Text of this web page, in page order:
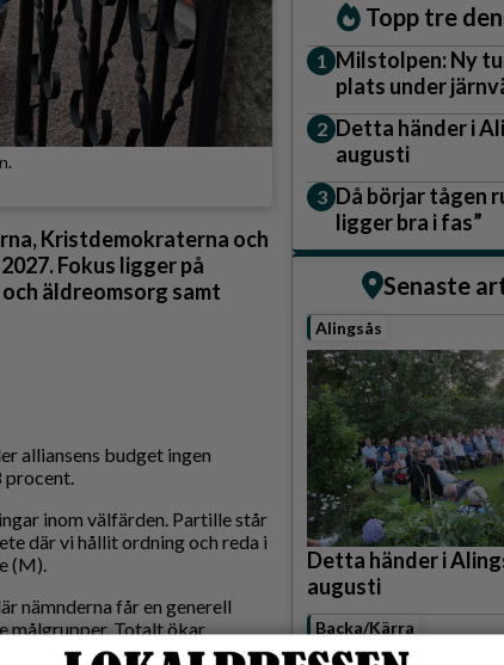
Partille kommunhus.
Denny
Kristdemokraterna och
Fokus ligger på
äldreomsorg samt
alliansens budget ingen
procent.
inom välfärden. Partille står
där vi hållit ordning och reda i
(M).
nämnderna får en generell
målgrupper. Totalt ökar
och 2027.
Topp tre
Milstolpen: Ny
plats under
Detta händer i
augusti
Då börjar tågen
ligger bra i fas”
Senaste
Alingsås
Detta händer i
augusti
Backa/Kärra